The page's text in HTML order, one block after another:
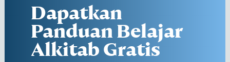
Dapatkan
Panduan Belajar
Alkitab Gratis